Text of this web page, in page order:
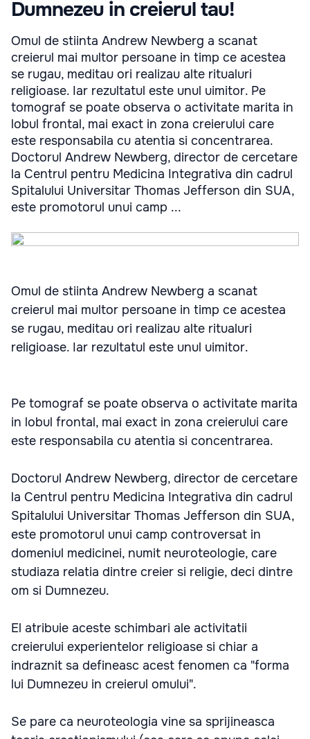
Dumnezeu in creierul tau!
Omul de stiinta Andrew Newberg a scanat
creierul mai multor persoane in timp ce acestea
se rugau, meditau ori realizau alte ritualuri
religioase. Iar rezultatul este unul uimitor. Pe
tomograf se poate observa o activitate marita in
lobul frontal, mai exact in zona creierului care
este responsabila cu atentia si concentrarea.
Doctorul Andrew Newberg, director de cercetare
la Centrul pentru Medicina Integrativa din cadrul
Spitalului Universitar Thomas Jefferson din SUA,
este promotorul unui camp ...
Omul de stiinta Andrew Newberg a scanat
creierul mai multor persoane in timp ce acestea
se rugau, meditau ori realizau alte ritualuri
religioase. Iar rezultatul este unul uimitor.
Pe tomograf se poate observa o activitate marita
in lobul frontal, mai exact in zona creierului care
este responsabila cu atentia si concentrarea.
Doctorul Andrew Newberg, director de cercetare
la Centrul pentru Medicina Integrativa din cadrul
Spitalului Universitar Thomas Jefferson din SUA,
este promotorul unui camp controversat in
domeniul medicinei, numit neuroteologie, care
studiaza relatia dintre creier si religie, deci dintre
om si Dumnezeu.
El atribuie aceste schimbari ale activitatii
creierului experientelor religioase si chiar a
indraznit sa defineasc acest fenomen ca "forma
lui Dumnezeu in creierul omului".
Se pare ca neuroteologia vine sa sprijineasca